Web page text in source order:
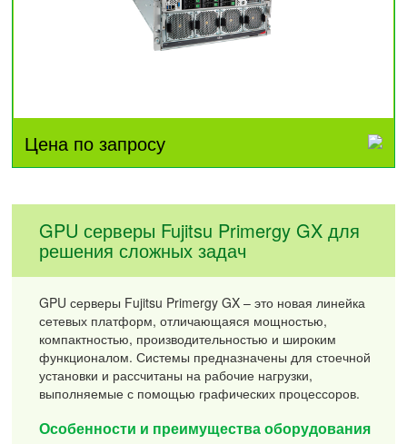
Цена по запросу
GPU серверы Fujitsu Primergy GX для
решения сложных задач
GPU серверы Fujitsu Primergy GX – это новая линейка
сетевых платформ, отличающаяся мощностью,
компактностью, производительностью и широким
функционалом. Системы предназначены для стоечной
установки и рассчитаны на рабочие нагрузки,
выполняемые с помощью графических процессоров.
Особенности и преимущества оборудования